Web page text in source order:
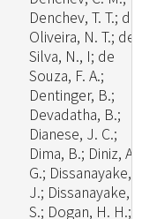
Denchev, T. T.; de
Oliveira, N. T.; de
Silva, N., I; de
Souza, F. A.;
Dentinger, B.;
Devadatha, B.;
Dianese, J. C.;
Dima, B.; Diniz, A.
G.; Dissanayake,
J.; Dissanayake,
S.; Dogan, H. H.;